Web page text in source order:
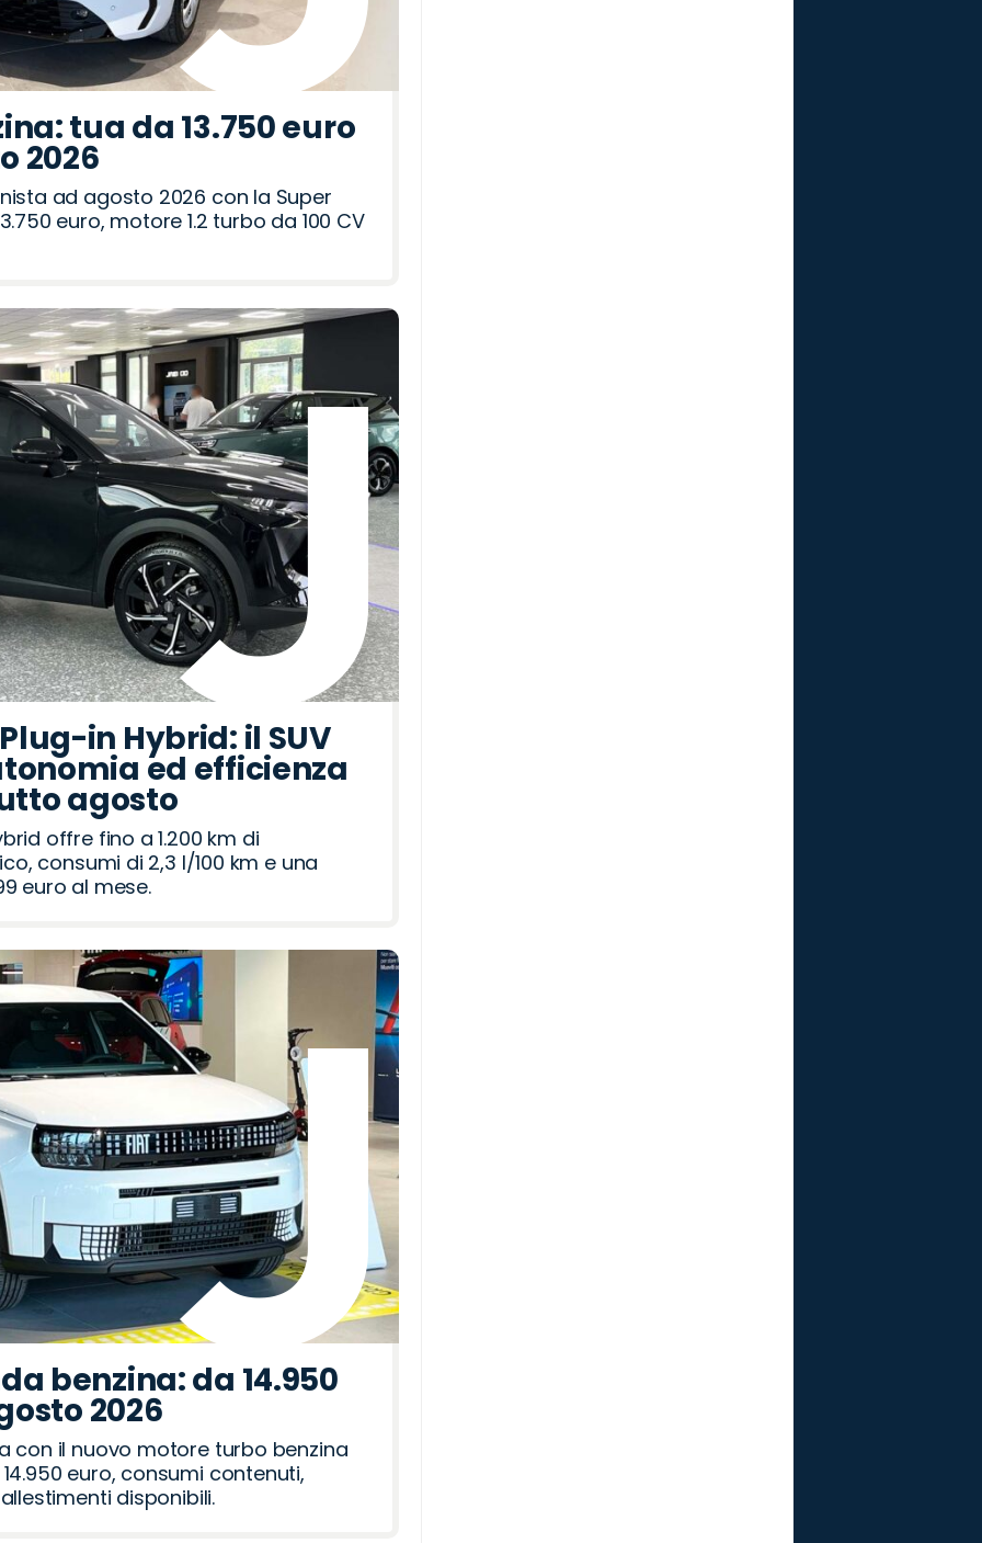
tua da 13.750 euro
2026
ad agosto 2026 con la Super
euro, motore 1.2 turbo da 100 CV
in Hybrid: il SUV
ed efficienza
agosto
offre fino a 1.200 km di
consumi di 2,3 l/100 km e una
euro al mese.
benzina: da 14.950
2026
con il nuovo motore turbo benzina
euro, consumi contenuti,
disponibili.